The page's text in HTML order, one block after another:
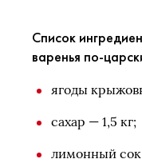
Список
варенья по-
ягоды
сахар — 1,5 кг;
лимонный сок